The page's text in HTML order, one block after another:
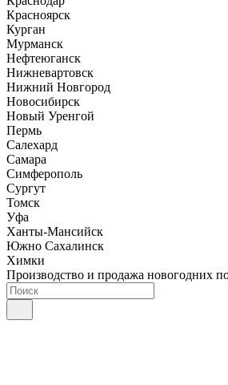
Красноярск
Курган
Мурманск
Нефтеюганск
Нижневартовск
Нижний Новгород
Новосибирск
Новый Уренгой
Пермь
Салехард
Самара
Симферополь
Сургут
Томск
Уфа
Ханты-Мансийск
Южно Сахалинск
Химки
Производство и продажа новогодних